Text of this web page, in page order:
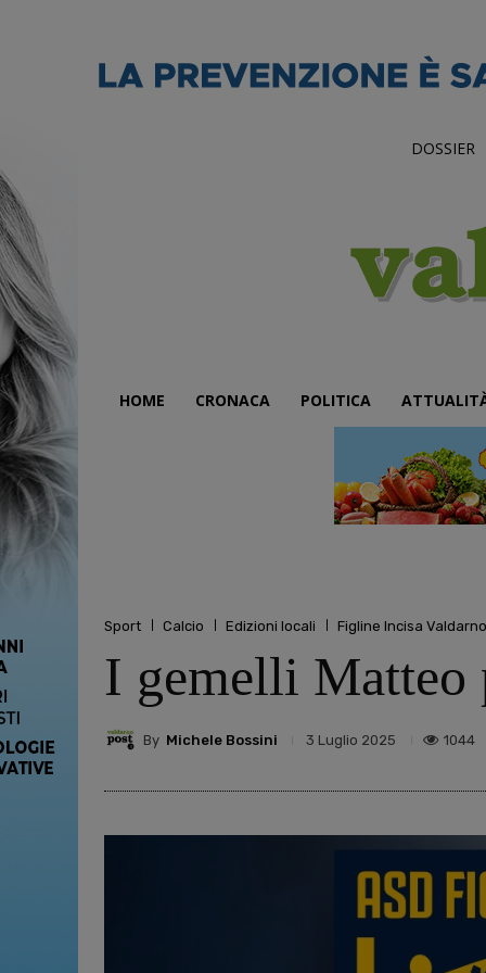
DOSSIER
HOME CRONACA POLITICA
Sport Calcio Edizioni locali Figline Incisa Valdarno
I gemelli Matteo
By Michele Bossini 3 Luglio 2025 1044